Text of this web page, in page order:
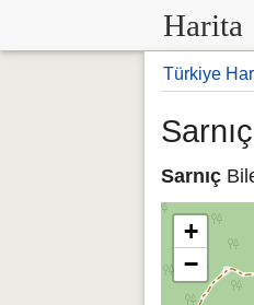
Harita
Türkiye
Sarnıç
+
−